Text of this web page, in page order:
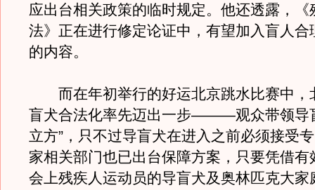
应出台相关政策的临时规定。他还透露，《
法》正在进行修定论证中，有望加入盲人合
的内容。
而在年初举行的好运北京跳水比赛中，
盲犬合法化率先迈出一步———观众带领导
立方”，只不过导盲犬在进入之前必须接受
家相关部门也已出台保障方案，只要凭借有
会上残疾人运动员的导盲犬及奥林匹克大家